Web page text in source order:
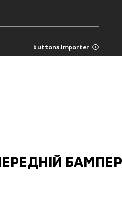
buttons.importer
БАМПЕР